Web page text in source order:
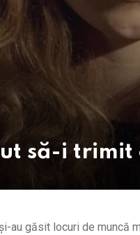
să-i
au găsit locuri de muncă